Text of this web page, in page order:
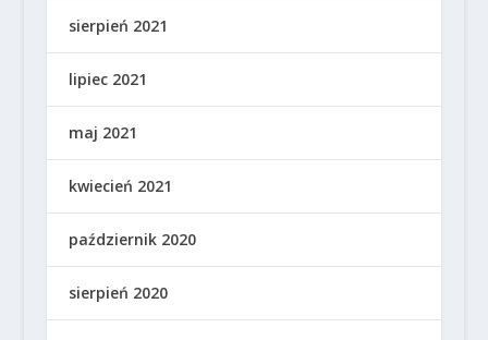
sierpień 2021
lipiec 2021
maj 2021
kwiecień 2021
październik 2020
sierpień 2020